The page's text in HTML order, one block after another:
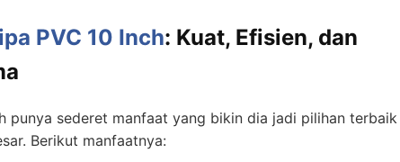
PVC 10 Inch: Kuat, Efisien, dan
punya sederet manfaat yang bikin dia jadi pilihan terbaik
Berikut manfaatnya: